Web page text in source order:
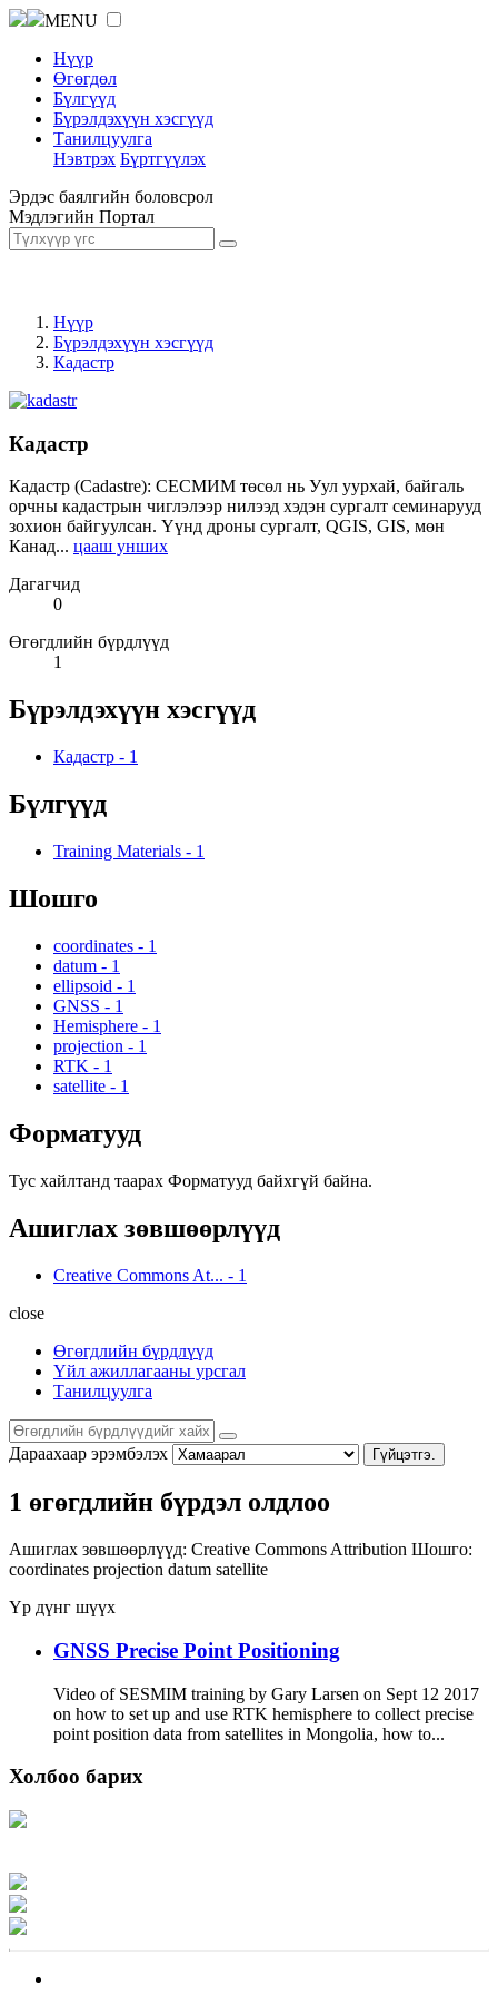
MENU
Нүүр
Өгөгдөл
Бүлгүүд
Бүрэлдэхүүн хэсгүүд
Танилцуулга
Нэвтрэх Бүртгүүлэх
Эрдэс баялгийн боловсрол
Мэдлэгийн Портал
Нүүр
Бүрэлдэхүүн хэсгүүд
Кадастр
Кадастр
Кадастр (Cadastre): СЕСМИМ төсөл нь Уул уурхай, байгаль
орчны кадастрын чиглэлээр нилээд хэдэн сургалт семинарууд
зохион байгуулсан. Үүнд дроны сургалт, QGIS, GIS, мөн
Канад... цааш унших
Дагагчид
0
Өгөгдлийн бүрдлүүд
1
Бүрэлдэхүүн хэсгүүд
Кадастр - 1
Бүлгүүд
Training Materials - 1
Шошго
coordinates - 1
datum - 1
ellipsoid - 1
GNSS - 1
Hemisphere - 1
projection - 1
RTK - 1
satellite - 1
Форматууд
Тус хайлтанд таарах Форматууд байхгүй байна.
Ашиглах зөвшөөрлүүд
Creative Commons At... - 1
close
Өгөгдлийн бүрдлүүд
Үйл ажиллагааны урсгал
Танилцуулга
Дараахаар эрэмбэлэх Гүйцэтгэ.
1 өгөгдлийн бүрдэл олдлоо
Ашиглах зөвшөөрлүүд: Creative Commons Attribution Шошго:
coordinates projection datum satellite
Үр дүнг шүүх
GNSS Precise Point Positioning
Video of SESMIM training by Gary Larsen on Sept 12 2017
on how to set up and use RTK hemisphere to collect precise
point position data from satellites in Mongolia, how to...
Холбоо барих